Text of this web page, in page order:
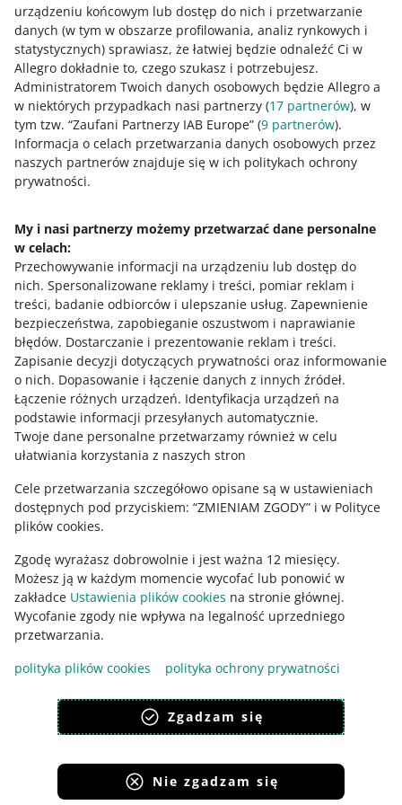
urządzeniu końcowym lub dostęp do nich i przetwarzanie
danych (w tym w obszarze profilowania, analiz rynkowych i
statystycznych) sprawiasz, że łatwiej będzie odnaleźć Ci w
Allegro dokładnie to, czego szukasz i potrzebujesz.
Administratorem Twoich danych osobowych będzie Allegro a
w niektórych przypadkach nasi partnerzy (17 partnerów), w
tym tzw. “Zaufani Partnerzy IAB Europe” (9 partnerów).
Informacja o celach przetwarzania danych osobowych przez
naszych partnerów znajduje się w ich politykach ochrony
prywatności.
My i nasi partnerzy możemy przetwarzać dane personalne
w celach:
Przechowywanie informacji na urządzeniu lub dostęp do
nich. Spersonalizowane reklamy i treści, pomiar reklam i
treści, badanie odbiorców i ulepszanie usług. Zapewnienie
bezpieczeństwa, zapobieganie oszustwom i naprawianie
błędów. Dostarczanie i prezentowanie reklam i treści.
Zapisanie decyzji dotyczących prywatności oraz informowanie
o nich. Dopasowanie i łączenie danych z innych źródeł.
Łączenie różnych urządzeń. Identyfikacja urządzeń na
podstawie informacji przesyłanych automatycznie.
Twoje dane personalne przetwarzamy również w celu
ułatwiania korzystania z naszych stron
Cele przetwarzania szczegółowo opisane są w ustawieniach
dostępnych pod przyciskiem: “ZMIENIAM ZGODY” i w Polityce
plików cookies.
Zgodę wyrażasz dobrowolnie i jest ważna 12 miesięcy.
Możesz ją w każdym momencie wycofać lub ponowić w
zakładce Ustawienia plików cookies na stronie głównej.
Wycofanie zgody nie wpływa na legalność uprzedniego
przetwarzania.
polityka plików cookies
polityka ochrony prywatności
Zgadzam się
Nie zgadzam się
Jak oceniasz te zmiany/nowości?
0 - Porażka
10 - Rewelacja
0 1 2 3 4 5 6
Potrzebujesz pomocy?
Skontaktuj się z nami
Zapytaj społeczność
Zajrzyj na Allegro Gadane
Ta strona jest też dostępna w innych językach
wygląd:
Serwisy Grupy Allegro